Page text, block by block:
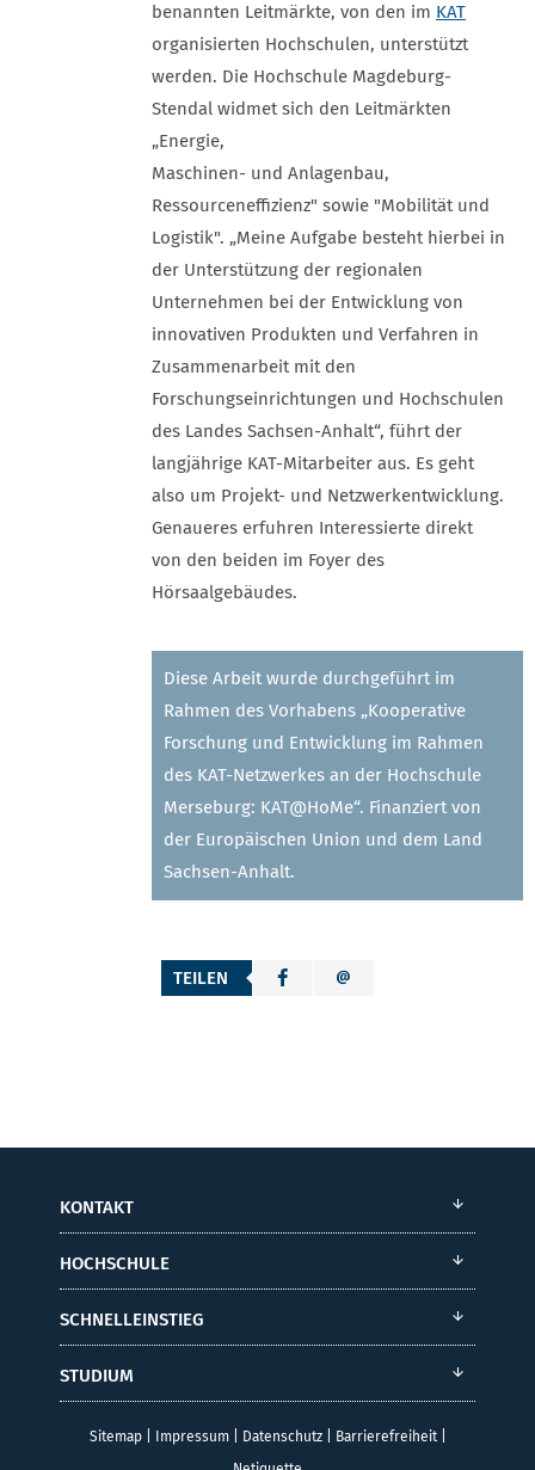
Diese Arbeit wurde durchgeführt im
Rahmen des Vorhabens „Kooperative
Forschung und Entwicklung im Rahmen
des KAT-Netzwerkes an der Hochschule
Merseburg: KAT@HoMe“. Finanziert von
der Europäischen Union und dem Land
Sachsen-Anhalt.
benannten Leitmärkte, von den im KAT
organisierten Hochschulen, unterstützt
werden. Die Hochschule Magdeburg-
Stendal widmet sich den Leitmärkten
„Energie,
Maschinen- und Anlagenbau,
Ressourceneffizienz" sowie "Mobilität und
Logistik". „Meine Aufgabe besteht hierbei in
der Unterstützung der regionalen
Unternehmen bei der Entwicklung von
innovativen Produkten und Verfahren in
Zusammenarbeit mit den
Forschungseinrichtungen und Hochschulen
des Landes Sachsen-Anhalt“, führt der
langjährige KAT-Mitarbeiter aus. Es geht
also um Projekt- und Netzwerkentwicklung.
Genaueres erfuhren Interessierte direkt
von den beiden im Foyer des
Hörsaalgebäudes.
TEILEN
KONTAKT
HOCHSCHULE
SCHNELLEINSTIEG
STUDIUM
Sitemap| Impressum| Datenschutz| Barrierefreiheit|